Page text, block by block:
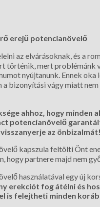
erejű potencianövelő
az elvárásoknak, és a
történik, mert problémánk
nyújtanunk. Ennek oka
a bizonyítási vágy miatt
ahhoz, hogy minden
potencianövelő
az
kapszula feltölti Önt
hogy partnere majd nem
használatával egy új
erekciót fog átélni és
is felejtheti minden